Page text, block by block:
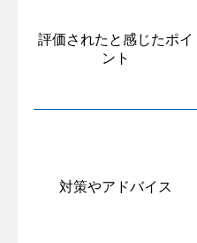
評価されたと感じたポイ
ント
対策やアドバイス